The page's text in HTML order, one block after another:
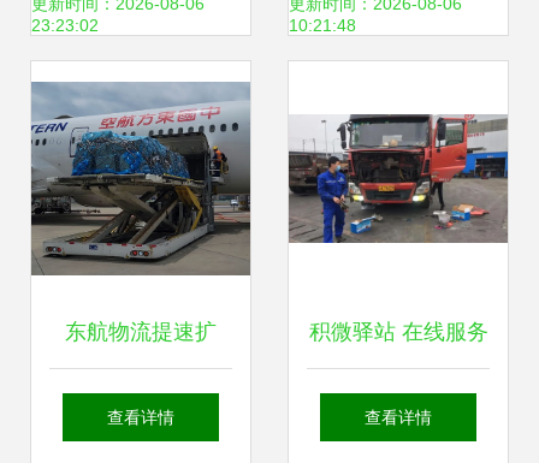
解析与打包服务指
南
23:23:02
品铁路运输新通道
10:21:48
东航物流提速扩
能，520鲜花运输
查看详情
积微驿站 在线服务
助力物流运输，专
查看详情